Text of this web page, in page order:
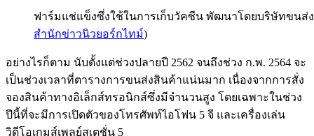
ฟาร์มแช่แข็งซึ่งใช้ในการเก็บวัคซีน พัฒนาโดยบริษัทขนส่ง
สำนักข่าวนิวยอร์กไทม์)
อย่างไรก็ตาม นับตั้งแต่ช่วงปลายปี 2562 จนถึงช่วง ก.พ. 2564 จะ
เป็นช่วงเวลาที่ตารางการขนส่งสินค้าแน่นมาก เนื่องจากการสั่ง
จองสินค้าทางอิเล็กส์ทรอนิกส์ซึ่งมีจำนวนสูง โดยเฉพาะในช่วง
ปีนี้ที่จะมีการเปิดตัวของโทรศัพท์ไอโฟน 5 จี และเครื่องเล่น
วิดีโอเกมส์เพลย์สเตชั่น 5